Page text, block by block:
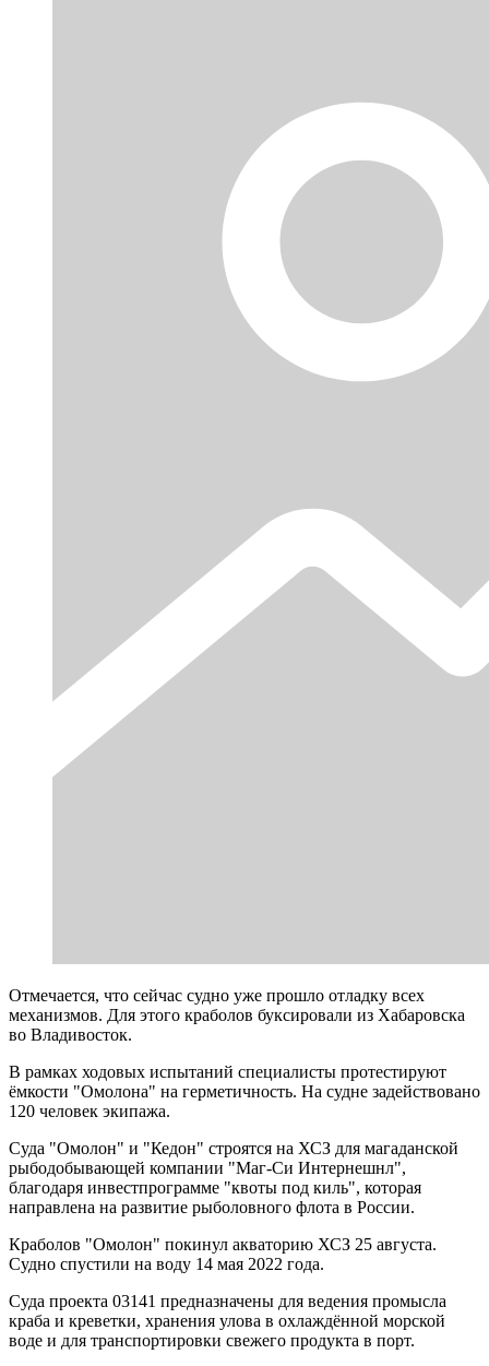
Отмечается, что сейчас судно уже прошло отладку всех
механизмов. Для этого краболов буксировали из Хабаровска
во Владивосток.
В рамках ходовых испытаний специалисты протестируют
ёмкости "Омолона" на герметичность. На судне задействовано
120 человек экипажа.
Суда "Омолон" и "Кедон" строятся на ХСЗ для магаданской
рыбодобывающей компании "Маг-Си Интернешнл",
благодаря инвестпрограмме "квоты под киль", которая
направлена на развитие рыболовного флота в России.
Краболов "Омолон" покинул акваторию ХСЗ 25 августа.
Судно спустили на воду 14 мая 2022 года.
Суда проекта 03141 предназначены для ведения промысла
краба и креветки, хранения улова в охлаждённой морской
воде и для транспортировки свежего продукта в порт.